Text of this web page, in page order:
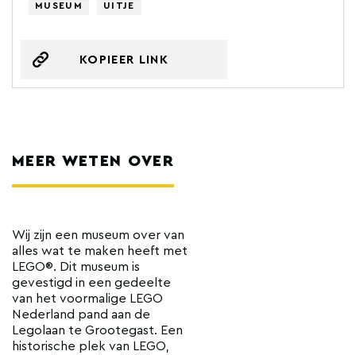
MUSEUM UITJE
KOPIEER LINK
MEER WETEN OVER
Wij zijn een museum over van
alles wat te maken heeft met
LEGO®. Dit museum is
gevestigd in een gedeelte
van het voormalige LEGO
Nederland pand aan de
Legolaan te Grootegast. Een
historische plek van LEGO,